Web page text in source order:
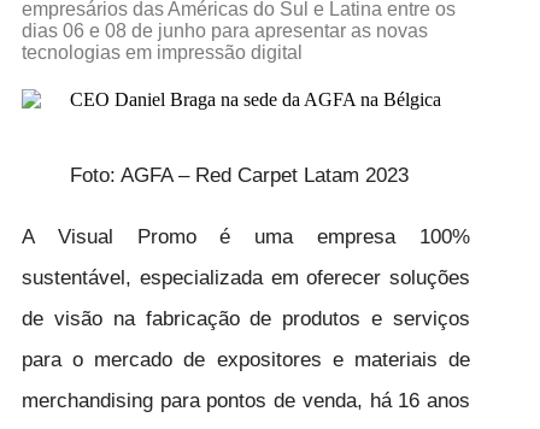
empresários das Américas do Sul e Latina entre os
dias 06 e 08 de junho para apresentar as novas
tecnologias em impressão digital
Foto: AGFA – Red Carpet Latam 2023
A Visual Promo é uma empresa 100%
sustentável, especializada em oferecer soluções
de visão na fabricação de produtos e serviços
para o mercado de expositores e materiais de
merchandising para pontos de venda, há 16 anos